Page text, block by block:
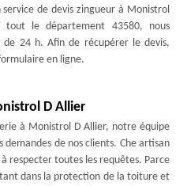
de devis zingueur à Monistrol
le département 43580, nous
de 24 h. Afin de récupérer le devis,
en ligne.
D Allier
à Monistrol D Allier, notre équipe
de nos clients. Che artisan
respecter toutes les requêtes. Parce
dans la protection de la toiture et